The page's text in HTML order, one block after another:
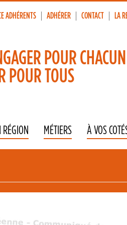
ADHÉRENTS ADHÉRER CONTACT LA
POUR CHACUN
POUR TOUS
RÉGION MÉTIERS À VOS